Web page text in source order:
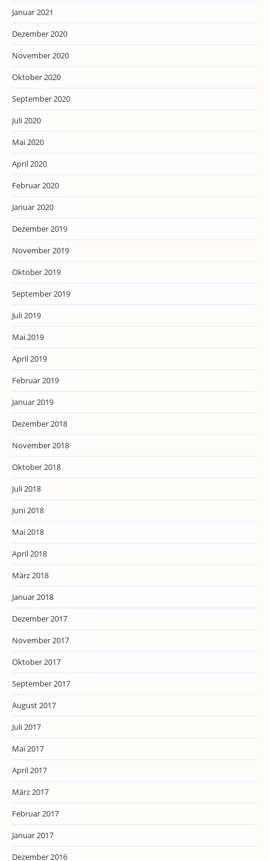
Januar 2021
Dezember 2020
November 2020
Oktober 2020
September 2020
Juli 2020
Mai 2020
April 2020
Februar 2020
Januar 2020
Dezember 2019
November 2019
Oktober 2019
September 2019
Juli 2019
Mai 2019
April 2019
Februar 2019
Januar 2019
Dezember 2018
November 2018
Oktober 2018
Juli 2018
Juni 2018
Mai 2018
April 2018
März 2018
Januar 2018
Dezember 2017
November 2017
Oktober 2017
September 2017
August 2017
Juli 2017
Mai 2017
April 2017
März 2017
Februar 2017
Januar 2017
Dezember 2016